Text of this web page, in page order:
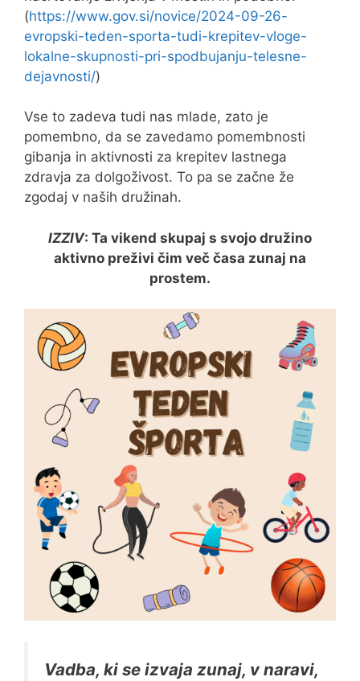
(https://www.gov.si/novice/2024-09-26-
evropski-teden-sporta-tudi-krepitev-vloge-
lokalne-skupnosti-pri-spodbujanju-telesne-
dejavnosti/)
Vse to zadeva tudi nas mlade, zato je
pomembno, da se zavedamo pomembnosti
gibanja in aktivnosti za krepitev lastnega
zdravja za dolgoživost. To pa se začne že
zgodaj v naših družinah.
IZZIV: Ta vikend skupaj s svojo družino
aktivno preživi čim več časa zunaj na
prostem.
Vadba, ki se izvaja zunaj, v naravi,